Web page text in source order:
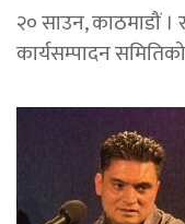
२० साउन, काठमाडौं ।
कार्यसम्पादन